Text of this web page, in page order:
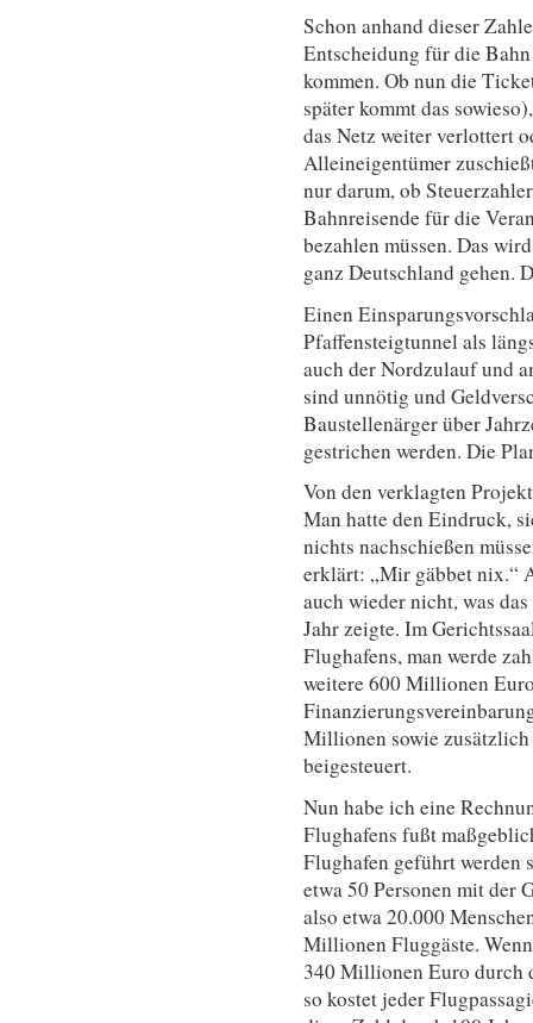
Schon anhand dieser
Entscheidung für die
kommen. Ob nun die
später kommt das
das Netz weiter verlottert
Alleineigentümer
nur darum, ob
Bahnreisende für die
bezahlen müssen. Das
ganz Deutschland gehen.
Einen
Pfaffensteigtunnel als
auch der Nordzulauf und
sind unnötig und
Baustellenärger über
gestrichen werden. Die
Von den verklagten
Man hatte den Eindruck,
nichts nachschießen
erklärt: „Mir gäbbet nix.“
auch wieder nicht, was
Jahr zeigte. Im
Flughafens, man werde
weitere 600 Millionen
Millionen sowie
beigesteuert.
Nun habe ich eine
Flughafens fußt
Flughafen geführt werden
etwa 50 Personen mit der
also etwa 20.000
Millionen Fluggäste.
340 Millionen Euro durch
so kostet jeder